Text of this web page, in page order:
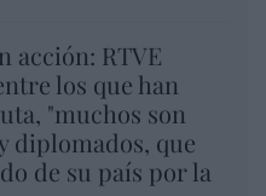
acción: RTVE
los que han
"muchos son
diplomados, que
de su país por la